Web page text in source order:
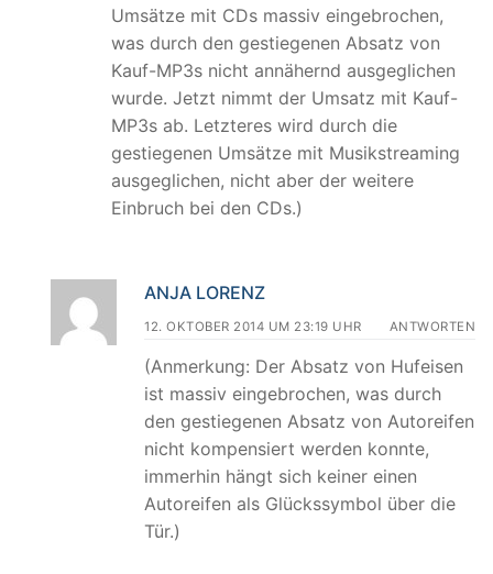
Umsätze mit CDs massiv eingebrochen,
was durch den gestiegenen Absatz von
Kauf-MP3s nicht annähernd ausgeglichen
wurde. Jetzt nimmt der Umsatz mit Kauf-
MP3s ab. Letzteres wird durch die
gestiegenen Umsätze mit Musikstreaming
ausgeglichen, nicht aber der weitere
Einbruch bei den CDs.)
ANJA LORENZ
12. OKTOBER 2014 UM 23:19 UHR ANTWORTEN
(Anmerkung: Der Absatz von Hufeisen
ist massiv eingebrochen, was durch
den gestiegenen Absatz von Autoreifen
nicht kompensiert werden konnte,
immerhin hängt sich keiner einen
Autoreifen als Glückssymbol über die
Tür.)